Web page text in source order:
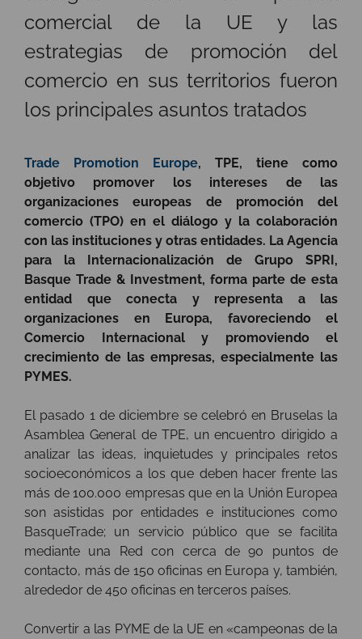
comercial de la UE y las
estrategias de promoción del
comercio en sus territorios fueron
los principales asuntos tratados
Trade Promotion Europe, TPE, tiene como
objetivo promover los intereses de las
organizaciones europeas de promoción del
comercio (TPO) en el diálogo y la colaboración
con las instituciones y otras entidades. La Agencia
para la Internacionalización de Grupo SPRI,
Basque Trade & Investment, forma parte de esta
entidad que conecta y representa a las
organizaciones en Europa, favoreciendo el
Comercio Internacional y promoviendo el
crecimiento de las empresas, especialmente las
PYMES.
El pasado 1 de diciembre se celebró en Bruselas la
Asamblea General de TPE, un encuentro dirigido a
analizar las ideas, inquietudes y principales retos
socioeconómicos a los que deben hacer frente las
más de 100.000 empresas que en la Unión Europea
son asistidas por entidades e instituciones como
BasqueTrade; un servicio público que se facilita
mediante una Red con cerca de 90 puntos de
contacto, más de 150 oficinas en Europa y, también,
alrededor de 450 oficinas en terceros países.
Convertir a las PYME de la UE en «campeonas de la